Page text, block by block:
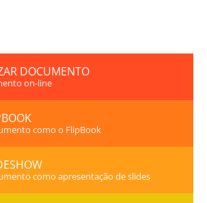
DOCUMENTO
on-line
como o FlipBook
como apresentação de slides